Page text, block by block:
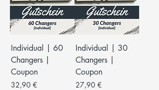
Individual | 60
Changers |
Coupon
Preis
32,90 €
Individual | 30
Changers |
Coupon
Preis
27,90 €